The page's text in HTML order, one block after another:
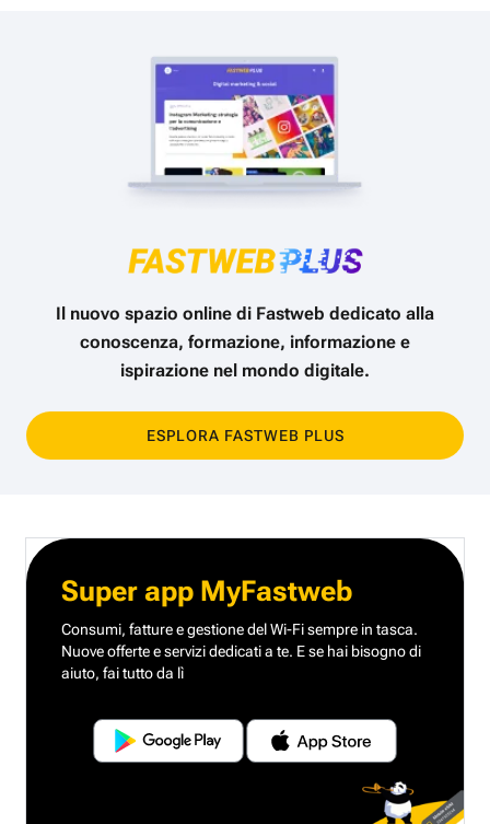
Il nuovo spazio online di Fastweb dedicato alla
conoscenza, formazione, informazione e
ispirazione nel mondo digitale.
ESPLORA FASTWEB PLUS
Super app MyFastweb
Consumi, fatture e gestione del Wi-Fi sempre in tasca.
Nuove offerte e servizi dedicati a te. E se hai bisogno di
aiuto, fai tutto da lì